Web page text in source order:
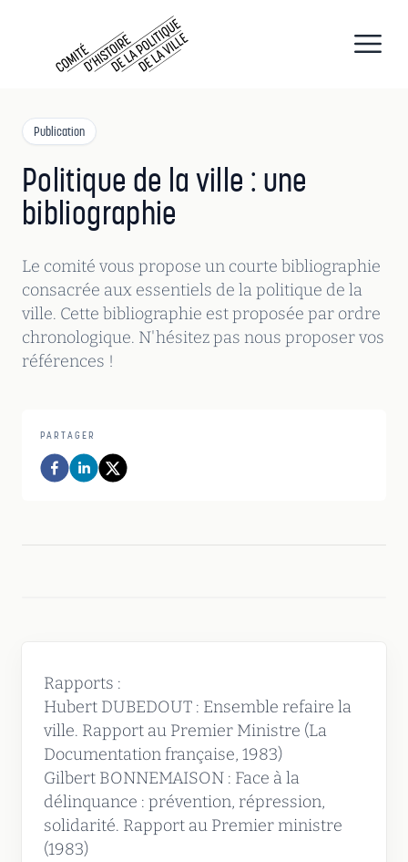
Publication
Politique de la ville : une
bibliographie
Le comité vous propose un courte bibliographie
consacrée aux essentiels de la politique de la
ville. Cette bibliographie est proposée par ordre
chronologique. N'hésitez pas nous proposer vos
références !
PARTAGER
Rapports :
Hubert DUBEDOUT : Ensemble refaire la
ville. Rapport au Premier Ministre (La
Documentation française, 1983)
Gilbert BONNEMAISON : Face à la
délinquance : prévention, répression,
solidarité. Rapport au Premier ministre
(1983)